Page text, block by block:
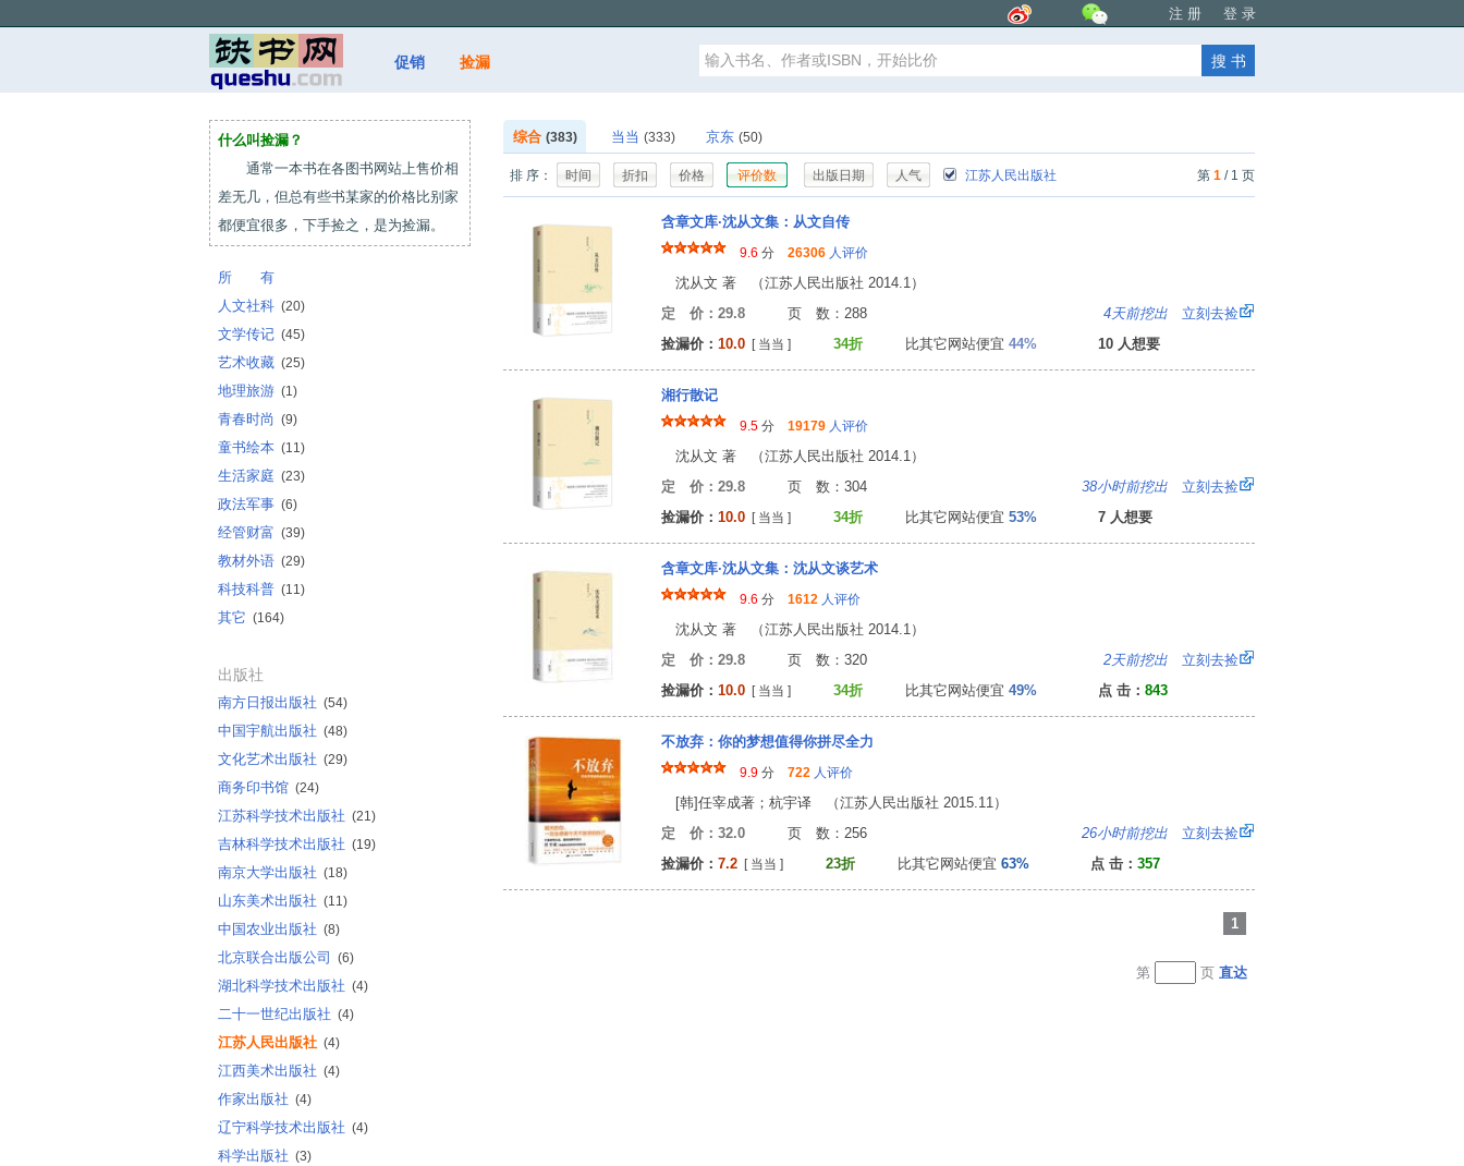
注 册 登 录
促销 捡漏
什么叫捡漏？
通常一本书在各图书网站上售价相
差无几，但总有些书某家的价格比别家
都便宜很多，下手捡之，是为捡漏。
所 有
人文社科 (20)
文学传记 (45)
艺术收藏 (25)
地理旅游 (1)
青春时尚 (9)
童书绘本 (11)
生活家庭 (23)
政法军事 (6)
经管财富 (39)
教材外语 (29)
科技科普 (11)
其它 (164)
出版社
南方日报出版社 (54)
中国宇航出版社 (48)
文化艺术出版社 (29)
商务印书馆 (24)
江苏科学技术出版社 (21)
吉林科学技术出版社 (19)
南京大学出版社 (18)
山东美术出版社 (11)
中国农业出版社 (8)
北京联合出版公司 (6)
湖北科学技术出版社 (4)
二十一世纪出版社 (4)
江苏人民出版社 (4)
江西美术出版社 (4)
作家出版社 (4)
辽宁科学技术出版社 (4)
科学出版社 (3)
综合 (383) 当当 (333) 京东 (50)
排 序： 时间 折扣 价格 评价数 出版日期 人气 江苏人民出版社 第 1 / 1 页
含章文库·沈从文集：从文自传
9.6 分 26306 人评价
沈从文 著 （江苏人民出版社 2014.1）
定 价：29.8 页 数：288 4天前挖出 立刻去捡
捡漏价： 10.0 [ 当当 ] 34折 比其它网站便宜 44% 10 人想要
湘行散记
9.5 分 19179 人评价
沈从文 著 （江苏人民出版社 2014.1）
定 价：29.8 页 数：304 38小时前挖出 立刻去捡
捡漏价： 10.0 [ 当当 ] 34折 比其它网站便宜 53% 7 人想要
含章文库·沈从文集：沈从文谈艺术
9.6 分 1612 人评价
沈从文 著 （江苏人民出版社 2014.1）
定 价：29.8 页 数：320 2天前挖出 立刻去捡
捡漏价： 10.0 [ 当当 ] 34折 比其它网站便宜 49% 点 击： 843
不放弃：你的梦想值得你拼尽全力
9.9 分 722 人评价
[韩]任宰成著；杭宇译 （江苏人民出版社 2015.11）
定 价：32.0 页 数：256 26小时前挖出 立刻去捡
捡漏价： 7.2 [ 当当 ] 23折 比其它网站便宜 63% 点 击： 357
1
第 页 直达